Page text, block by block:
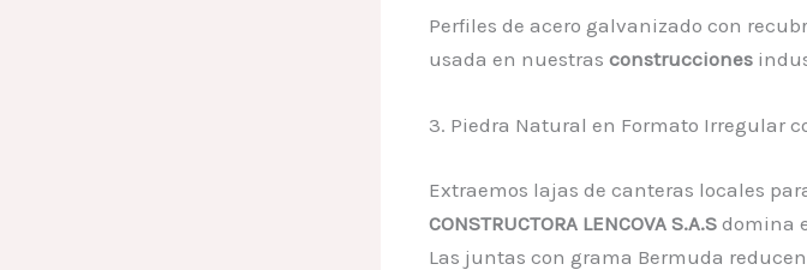
Perfiles de acero galvanizado con
usada en nuestras construcciones
3. Piedra Natural en Formato Irregular
Extraemos lajas de canteras locales
CONSTRUCTORA LENCOVA S.A.S domina
Las juntas con grama Bermuda